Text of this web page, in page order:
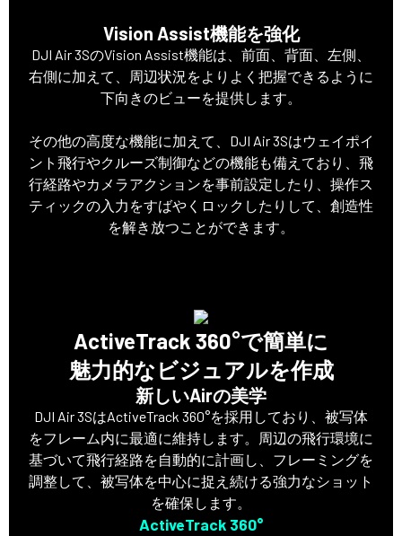
Vision Assist機能を強化
DJI Air 3SのVision Assist機能は、前面、背面、左側、
右側に加えて、周辺状況をよりよく把握できるように
下向きのビューを提供します。
その他の高度な機能に加えて、DJI Air 3Sはウェイポイ
ント飛行やクルーズ制御などの機能も備えており、飛
行経路やカメラアクションを事前設定したり、操作ス
ティックの入力をすばやくロックしたりして、創造性
を解き放つことができます。
ActiveTrack 360°で簡単に
魅力的なビジュアルを作成
新しいAirの美学
DJI Air 3SはActiveTrack 360°を採用しており、被写体
をフレーム内に最適に維持します。周辺の飛行環境に
基づいて飛行経路を自動的に計画し、フレーミングを
調整して、被写体を中心に捉え続ける強力なショット
を確保します。
ActiveTrack 360°